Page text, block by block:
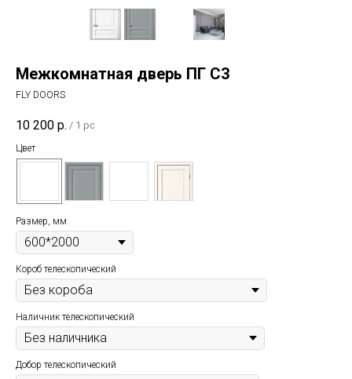
Межкомнатная дверь ПГ C3
FLY DOORS
10 200 р. / 1 pc
Цвет
Размер, мм
Короб телескопический
Наличник телескопический
Добор телескопический